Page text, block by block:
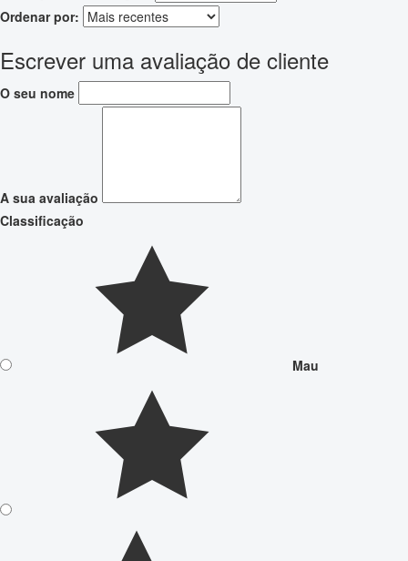
Ordenar por:
Escrever uma avaliação de cliente
O seu nome
A sua avaliação
Classificação
Mau